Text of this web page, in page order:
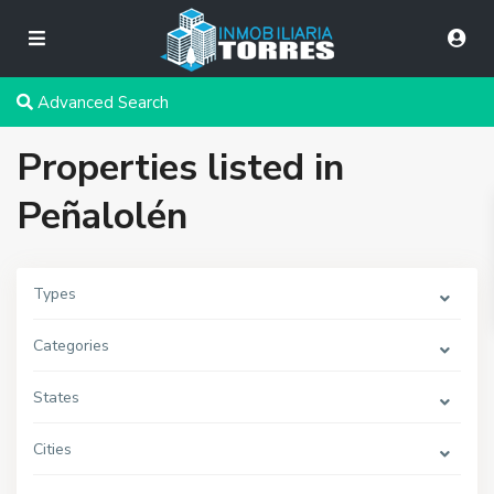
Advanced Search
Properties listed in
Peñalolén
Types
Categories
States
Cities